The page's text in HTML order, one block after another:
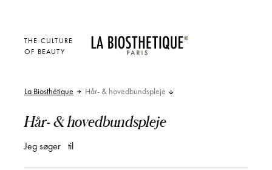
THE CULTURE
OF BEAUTY
La Biosthétique Hår- & hovedbundspleje
Hår- & hovedbundspleje
Jeg søger til